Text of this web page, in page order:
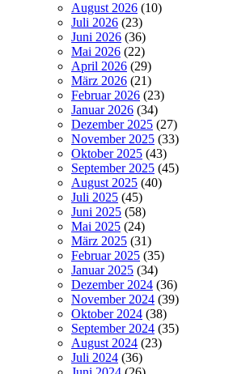
August 2026 (10)
Juli 2026 (23)
Juni 2026 (36)
Mai 2026 (22)
April 2026 (29)
März 2026 (21)
Februar 2026 (23)
Januar 2026 (34)
Dezember 2025 (27)
November 2025 (33)
Oktober 2025 (43)
September 2025 (45)
August 2025 (40)
Juli 2025 (45)
Juni 2025 (58)
Mai 2025 (24)
März 2025 (31)
Februar 2025 (35)
Januar 2025 (34)
Dezember 2024 (36)
November 2024 (39)
Oktober 2024 (38)
September 2024 (35)
August 2024 (23)
Juli 2024 (36)